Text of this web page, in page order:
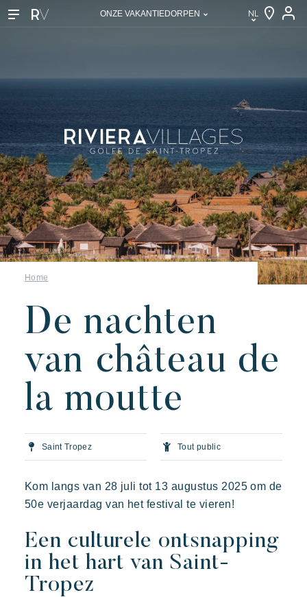
NL
FR
DE
IT
ONZE VAKANTIEDORPEN
Onze vakantiedorpen
Polynesisch geïnspireerde Lodges, een adembenemend
De kunst van gastvrijheid
De villages sfeer
Beleef de Riviera
Uw volgende vakantie
Actieve vakantie
De tijd nemen
Riviera Villages applicatie
Onze aanbiedingen
Neem contact met ons op
Home
De nachten
van château de
la moutte
Saint Tropez Tout public
Kom langs van 28 juli tot 13 augustus 2025 om de
50e verjaardag van het festival te vieren!
Een culturele ontsnapping
in het hart van Saint-
Tropez